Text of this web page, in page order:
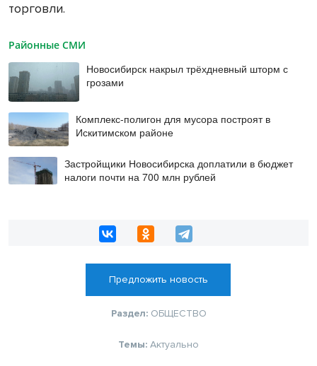
торговли.
Районные СМИ
Новосибирск накрыл трёхдневный шторм с
грозами
Комплекс-полигон для мусора построят в
Искитимском районе
Застройщики Новосибирска доплатили в бюджет
налоги почти на 700 млн рублей
Предложить новость
Раздел: ОБЩЕСТВО
Темы: Актуально